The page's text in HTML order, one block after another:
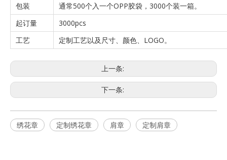
包装
通常500个入一个OPP胶袋，3000个装一箱。
起订量
3000pcs
工艺
定制工艺以及尺寸、颜色、LOGO。
上一条:
下一条:
绣花章 定制绣花章 肩章 定制肩章